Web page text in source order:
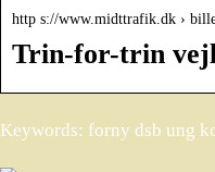
http s://www.midttrafik.dk ›
Trin-for-trin
Keywords: forny dsb ung